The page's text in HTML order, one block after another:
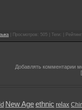
| Просмотров: 505 | Теги: |
Добавлять комментарии
[
New Ageethnic relax